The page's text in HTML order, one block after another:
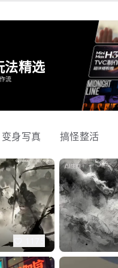
精选
流
变身写真 搞怪整活